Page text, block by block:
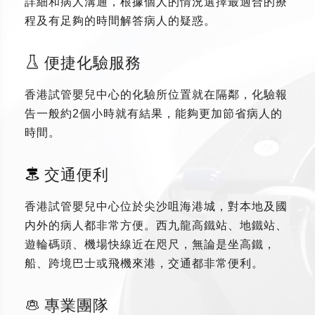
程及有足夠的時間解答病人的疑惑。
便捷化驗服務
香港試管嬰兒中心的化驗所位置就在隔鄰，化驗報
告一般約2個小時就有結果，能夠更加節省病人的
時間。
交通便利
香港試管嬰兒中心位於尖沙咀海港城，對本地及國
内外的病人都非常方便。西九龍高鐵站、地鐵站、
遊輪碼頭、機場快線近在咫尺，無論是坐高鐵，
船、跨境巴士或飛機來港，交通都非常便利。
專業團隊